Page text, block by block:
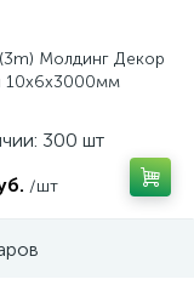
Молдинг Декор
10x6x3000мм
300 шт
/шт